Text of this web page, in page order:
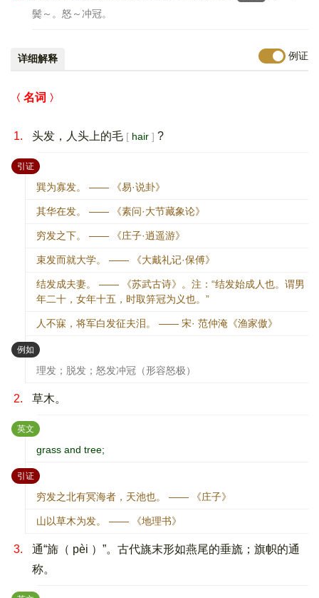
鬓～。怒～冲冠。
详细解释 例证
名词
1. 头发，人头上的毛 hair ?
引证：
巽为寡发。 —— 《易·说卦》
其华在发。 —— 《素问·大节藏象论》
穷发之下。 —— 《庄子·逍遥游》
束发而就大学。 —— 《大戴礼记·保傅》
结发成夫妻。 —— 《苏武古诗》。注：“结发始成人也。谓男
年二十，女年十五，时取笄冠为义也。”
人不寐，将军白发征夫泪。 —— 宋· 范仲淹《渔家傲》
例如 ：
理发；脱发；怒发冲冠（形容怒极）
2. 草木。
英文 ：
grass and tree;
引证：
穷发之北有冥海者，天池也。 —— 《庄子》
山以草木为发。 —— 《地理书》
3.
通“旆（ pèi ）”。古代旐末形如燕尾的垂旒；旗帜的通
称。